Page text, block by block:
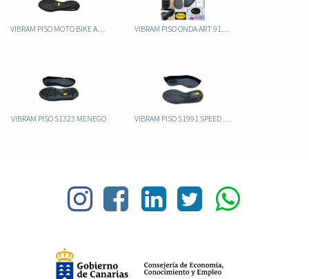
VIBRAM PISO MOTO BIKE ART. 0020C VIBRAM PISO ONDA ART 9123 VLITE
VIBRAM PISO S1323 MENEGO VIBRAM PISO S1991 SPEED REPAIR